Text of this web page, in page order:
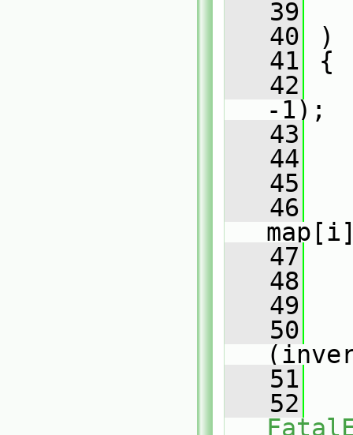
   39
   40
)
   41
{
   42
-1);
   43
   44
   45
   46
   47
   48
   49
   50
   51
   52